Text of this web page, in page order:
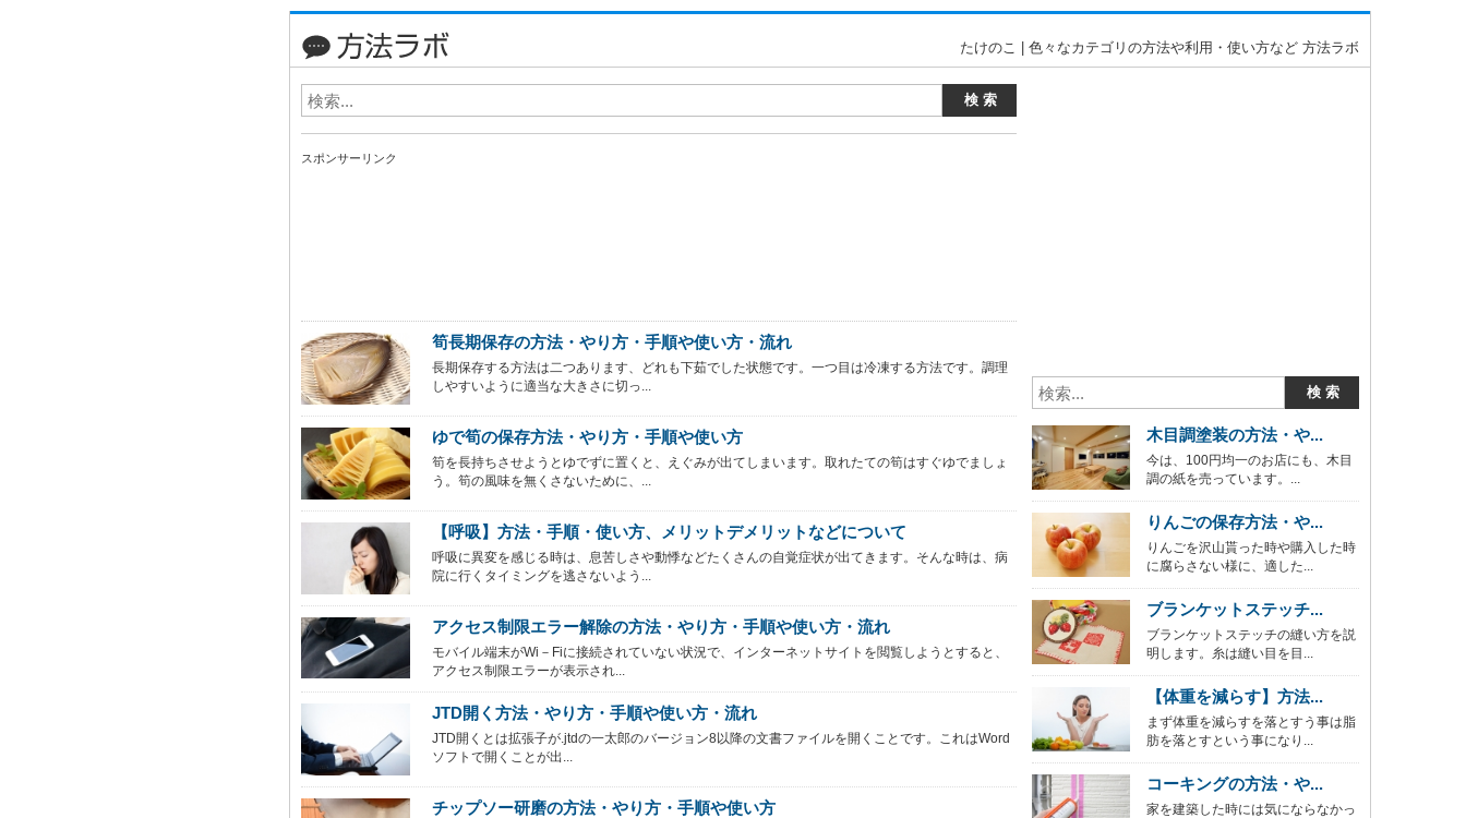
たけのこ | 色々なカテゴリの方法や利用・使い方など 方法ラボ
スポンサーリンク
筍長期保存の方法・やり方・手順や使い方・流れ
長期保存する方法は二つあります、どれも下茹でした状態です。一つ目は冷凍する方法です。調理
しやすいように適当な大きさに切っ...
ゆで筍の保存方法・やり方・手順や使い方
筍を長持ちさせようとゆでずに置くと、えぐみが出てしまいます。取れたての筍はすぐゆでましょ
う。筍の風味を無くさないために、...
【呼吸】方法・手順・使い方、メリットデメリットなどについて
呼吸に異変を感じる時は、息苦しさや動悸などたくさんの自覚症状が出てきます。そんな時は、病
院に行くタイミングを逃さないよう...
アクセス制限エラー解除の方法・やり方・手順や使い方・流れ
モバイル端末がWi－Fiに接続されていない状況で、インターネットサイトを閲覧しようとすると、
アクセス制限エラーが表示され...
JTD開く方法・やり方・手順や使い方・流れ
JTD開くとは拡張子が.jtdの一太郎のバージョン8以降の文書ファイルを開くことです。これはWord
ソフトで開くことが出...
チップソー研磨の方法・やり方・手順や使い方
木目調塗装の方法・や...
今は、100円均一のお店にも、木目
調の紙を売っています。...
りんごの保存方法・や...
りんごを沢山貰った時や購入した時
に腐らさない様に、適した...
ブランケットステッチ...
ブランケットステッチの縫い方を説
明します。糸は縫い目を目...
【体重を減らす】方法...
まず体重を減らすを落とすう事は脂
肪を落とすという事になり...
コーキングの方法・や...
家を建築した時には気にならなかっ